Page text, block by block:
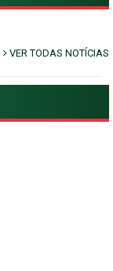
VER TODAS NOTÍCIAS